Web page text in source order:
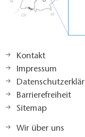
Kontakt
Impressum
Barrierefreiheit
Sitemap
Wir über uns